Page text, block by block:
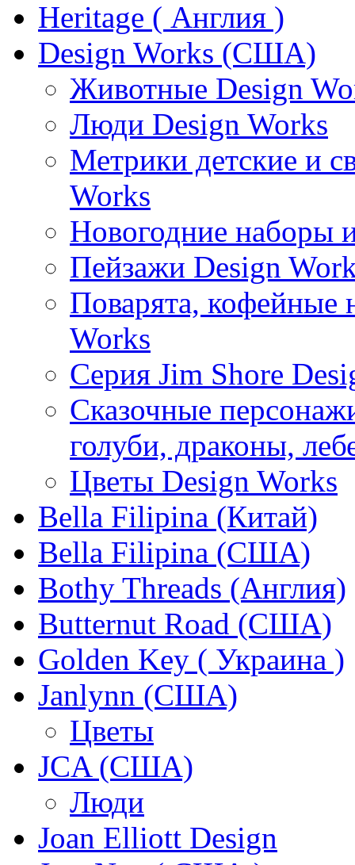
Heritage ( Англия )
Design Works (США)
Животные Design
Люди Design Works
Метрики детские и
Works
Новогодние наборы
Пейзажи Design
Поварята, кофейные
Works
Серия Jim Shore
Сказочные
голуби, драконы,
Цветы Design Works
Bella Filipina (Китай)
Bella Filipina (США)
Bothy Threads (Англия)
Butternut Road (США)
Golden Key ( Украина )
Janlynn (США)
Цветы
JCA (США)
Люди
Joan Elliott Design